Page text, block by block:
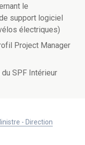
le
support logiciel
électriques)
Project Manager
SPF Intérieur
- Direction